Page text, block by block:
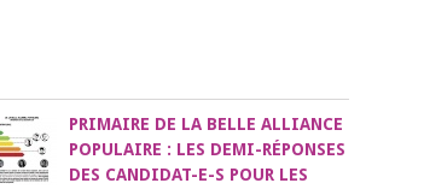
PRIMAIRE DE LA BELLE ALLIANCE
POPULAIRE : LES DEMI-RÉPONSES
DES CANDIDAT-E-S POUR LES